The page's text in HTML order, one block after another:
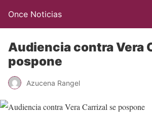
Once Noticias
Audiencia contra Vera
pospone
Azucena Rangel